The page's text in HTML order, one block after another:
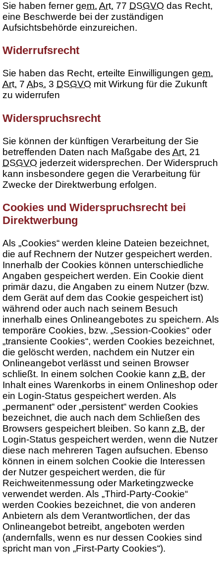
Sie haben ferner gem. Art. 77 DSGVO das Recht,
eine Beschwerde bei der zuständigen
Aufsichtsbehörde einzureichen.
Widerrufsrecht
Sie haben das Recht, erteilte Einwilligungen gem.
Art. 7 Abs. 3 DSGVO mit Wirkung für die Zukunft
zu widerrufen
Widerspruchsrecht
Sie können der künftigen Verarbeitung der Sie
betreffenden Daten nach Maßgabe des Art. 21
DSGVO jederzeit widersprechen. Der Widerspruch
kann insbesondere gegen die Verarbeitung für
Zwecke der Direktwerbung erfolgen.
Cookies und Widerspruchsrecht bei
Direktwerbung
Als „Cookies“ werden kleine Dateien bezeichnet,
die auf Rechnern der Nutzer gespeichert werden.
Innerhalb der Cookies können unterschiedliche
Angaben gespeichert werden. Ein Cookie dient
primär dazu, die Angaben zu einem Nutzer (bzw.
dem Gerät auf dem das Cookie gespeichert ist)
während oder auch nach seinem Besuch
innerhalb eines Onlineangebotes zu speichern. Als
temporäre Cookies, bzw. „Session-Cookies“ oder
„transiente Cookies“, werden Cookies bezeichnet,
die gelöscht werden, nachdem ein Nutzer ein
Onlineangebot verlässt und seinen Browser
schließt. In einem solchen Cookie kann z.B. der
Inhalt eines Warenkorbs in einem Onlineshop oder
ein Login-Status gespeichert werden. Als
„permanent“ oder „persistent“ werden Cookies
bezeichnet, die auch nach dem Schließen des
Browsers gespeichert bleiben. So kann z.B. der
Login-Status gespeichert werden, wenn die Nutzer
diese nach mehreren Tagen aufsuchen. Ebenso
können in einem solchen Cookie die Interessen
der Nutzer gespeichert werden, die für
Reichweitenmessung oder Marketingzwecke
verwendet werden. Als „Third-Party-Cookie“
werden Cookies bezeichnet, die von anderen
Anbietern als dem Verantwortlichen, der das
Onlineangebot betreibt, angeboten werden
(andernfalls, wenn es nur dessen Cookies sind
spricht man von „First-Party Cookies“).